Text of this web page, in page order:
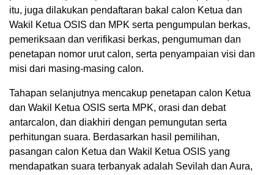
itu, juga dilakukan pendaftaran bakal calon Ketua dan
Wakil Ketua OSIS dan MPK serta pengumpulan berkas,
pemeriksaan dan verifikasi berkas, pengumuman dan
penetapan nomor urut calon, serta penyampaian visi dan
misi dari masing-masing calon.
Tahapan selanjutnya mencakup penetapan calon Ketua
dan Wakil Ketua OSIS serta MPK, orasi dan debat
antarcalon, dan diakhiri dengan pemungutan serta
perhitungan suara. Berdasarkan hasil pemilihan,
pasangan calon Ketua dan Wakil Ketua OSIS yang
mendapatkan suara terbanyak adalah Sevilah dan Aura,